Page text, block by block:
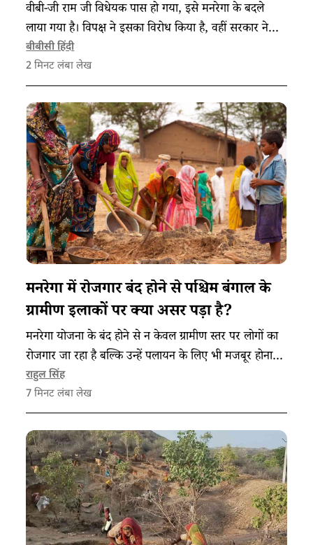
वीबी-जी राम जी विधेयक पास हो गया, इसे मनरेगा के बदले
लाया गया है। विपक्ष ने इसका विरोध किया है, वहीं सरकार ने
कहा है कि इससे ग्रामीण इलाकों में रोजगार के बेहतर अवसर
मुहैया होंगे।
बीबीसी हिंदी
2 मिनट लंबा लेख
मनरेगा में रोजगार बंद होने से पश्चिम बंगाल के
ग्रामीण इलाकों पर क्या असर पड़ा है?
मनरेगा योजना के बंद होने से न केवल ग्रामीण स्तर पर लोगों का
रोजगार जा रहा है बल्कि उन्हें पलायन के लिए भी मजबूर होना
पड़ रहा है।
राहुल सिंह
7 मिनट लंबा लेख